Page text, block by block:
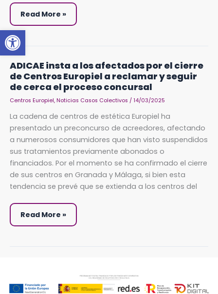
Abrir barra de herramientas
través
de
la
correduría
de
seguros
OVB
Allfinanz
Read More »
ADICAE insta a los afectados por el cierre
de Centros Europiel a reclamar y seguir
de cerca el proceso concursal
Centros Europiel, Noticias Casos Colectivos / 14/03/2025
La cadena de centros de estética Europiel ha
presentado un preconcurso de acreedores, afectando
a numerosos consumidores que han visto suspendidos
sus tratamientos previamente abonados o
financiados. Por el momento se ha confirmado el cierre
de sus centros en Granada y Málaga, si bien esta
tendencia se prevé que se extienda a los centros del
ADICAE
insta
a
los
afectados
por
el
cierre
de
Centros
Europiel
a
reclamar
y
seguir
de
cerca
el
proceso
Read More »